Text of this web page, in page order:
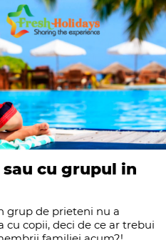
cu grupul in
grup de prieteni nu a
copii, deci de ce ar trebui